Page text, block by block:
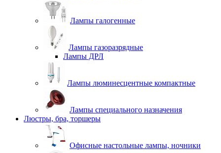
Лампы галогенные
Лампы газоразрядные
Лампы ДРЛ
Лампы люминесцентные компактные
Лампы специального назначения
Люстры, бра, торшеры
Офисные настольные лампы, ночники